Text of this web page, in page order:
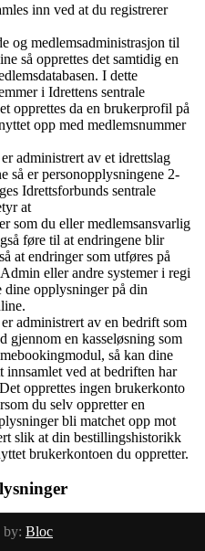
inn ved at du registrerer
og medlemsadministrasjon til
så opprettes det samtidig en
I dette
i Idrettens sentrale
opprettes da en brukerprofil på
opp med medlemsnummer
administrert av et idrettslag
så er personopplysningene 2-
Idrettsforbunds sentrale
at
som du eller medlemsansvarlig
føre til at endringene blir
at endringer som utføres på
eller andre systemer i regi
opplysninger på din
administrert av en bedrift som
gjennom en kasseløsning som
så kan dine
innsamlet ved at bedriften har
opprettes ingen brukerkonto
du selv oppretter en
bli matchet opp mot
slik at din bestillingshistorikk
brukerkontoen du oppretter.
samler inn, gir oss muligheten
nye produktlanseringer,
by: Bloc